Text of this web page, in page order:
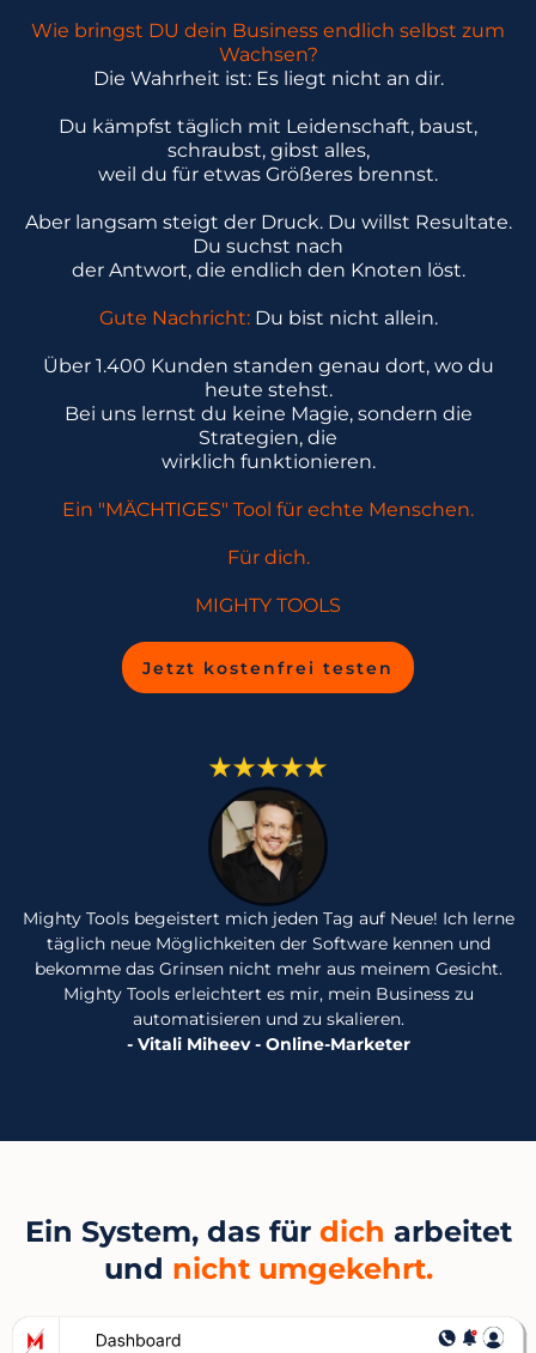
Wie bringst DU dein Business endlich selbst zum
Wachsen?
Die Wahrheit ist: Es liegt nicht an dir.
Du kämpfst täglich mit Leidenschaft, baust,
schraubst, gibst alles,
weil du für etwas Größeres brennst.
Aber langsam steigt der Druck. Du willst Resultate.
Du suchst nach
der Antwort, die endlich den Knoten löst.
Gute Nachricht: Du bist nicht allein.
Über 1.400 Kunden standen genau dort, wo du
heute stehst.
Bei uns lernst du keine Magie, sondern die
Strategien, die
wirklich funktionieren.
Ein "MÄCHTIGES" Tool für echte Menschen.
Für dich.
MIGHTY TOOLS
Jetzt kostenfrei testen
Mighty Tools begeistert mich jeden Tag auf Neue! Ich lerne
täglich neue Möglichkeiten der Software kennen und
bekomme das Grinsen nicht mehr aus meinem Gesicht.
Mighty Tools erleichtert es mir, mein Business zu
automatisieren und zu skalieren.
- Vitali Miheev - Online-Marketer
Ein System, das für dich arbeitet
und nicht umgekehrt.